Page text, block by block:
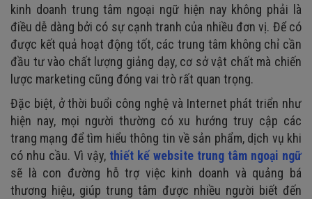
kinh doanh trung tâm ngoại ngữ hiện nay không phải là
điều dễ dàng bởi có sự cạnh tranh của nhiều đơn vị. Để có
được kết quả hoạt động tốt, các trung tâm không chỉ cần
đầu tư vào chất lượng giảng dạy, cơ sở vật chất mà chiến
lược marketing cũng đóng vai trò rất quan trọng.
Đặc biệt, ở thời buổi công nghệ và Internet phát triển như
hiện nay, mọi người thường có xu hướng truy cập các
trang mạng để tìm hiểu thông tin về sản phẩm, dịch vụ khi
có nhu cầu. Vì vậy, thiết kế website trung tâm ngoại ngữ
sẽ là con đường hỗ trợ việc kinh doanh và quảng bá
thương hiệu, giúp trung tâm được nhiều người biết đến